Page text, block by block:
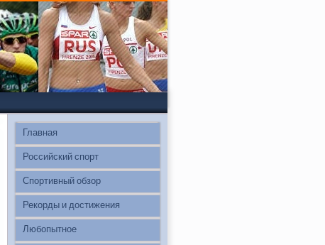
Главная
Российский спорт
Спортивный обзор
Рекорды и достижения
Любопытное